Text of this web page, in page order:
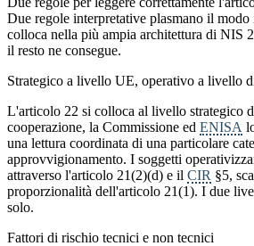
Due regole interpretative plasmano il
colloca nella più ampia architettura di NIS
il resto ne consegue.
Strategico a livello UE, operativo a livello
L'articolo 22 si colloca al livello strategico
cooperazione, la Commissione ed ENISA
una lettura coordinata di una particolare
approvvigionamento. I soggetti
attraverso l'articolo 21(2)(d) e il CIR §5,
proporzionalità dell'articolo 21(1). I due
solo.
Fattori di rischio tecnici e non tecnici